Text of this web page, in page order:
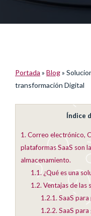
Portada » Blog»
transformación Digital
Índice
1. Correo electrónico,
plataformas SaaS son
almacenamiento.
1.1.¿Qué es una
1.2. Ventajas de las
1.2.1. SaaS
1.2.2. SaaS